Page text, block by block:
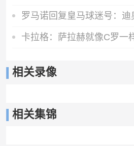
相关录像
相关集锦